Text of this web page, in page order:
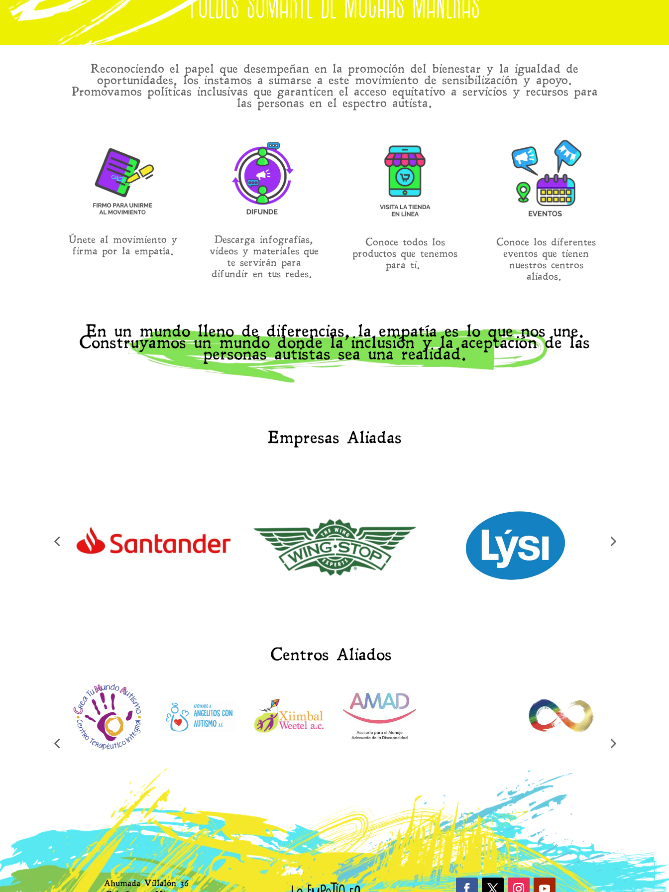
Reconociendo el papel que desempeñan en la promoción del bienestar y la igualdad de
oportunidades, los instamos a sumarse a este movimiento de sensibilización y apoyo.
Promovamos políticas inclusivas que garanticen el acceso equitativo a servicios y recursos para
las personas en el espectro autista.
Únete al movimiento y
firma por la empatía.
Descarga infografías,
videos y materiales que
te servirán para
difundir en tus redes.
Conoce todos los
productos que tenemos
para ti.
Conoce los diferentes
eventos que tienen
nuestros centros
aliados.
En un mundo lleno de diferencias, la empatía es lo que nos une.
Construyamos un mundo donde la inclusión y la aceptación de las
personas autistas sea una realidad.
Empresas Aliadas
Centros Aliados
Ahumada Villalón 36